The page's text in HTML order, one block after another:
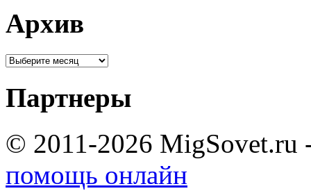
Архив
Партнеры
© 2011-2026 MigSovet.ru
помощь онлайн